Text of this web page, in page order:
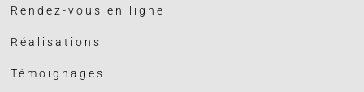
Rendez-vous en ligne
Réalisations
Témoignages